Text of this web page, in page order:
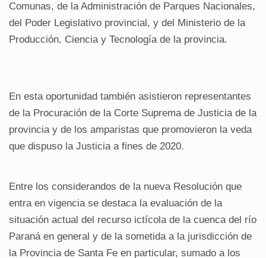
Comunas, de la Administración de Parques Nacionales,
del Poder Legislativo provincial, y del Ministerio de la
Producción, Ciencia y Tecnología de la provincia.
En esta oportunidad también asistieron representantes
de la Procuración de la Corte Suprema de Justicia de la
provincia y de los amparistas que promovieron la veda
que dispuso la Justicia a fines de 2020.
Entre los considerandos de la nueva Resolución que
entra en vigencia se destaca la evaluación de la
situación actual del recurso ictícola de la cuenca del río
Paraná en general y de la sometida a la jurisdicción de
la Provincia de Santa Fe en particular, sumado a los